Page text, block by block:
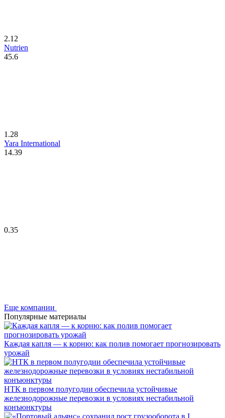
2.12
Nutrien
45.6
1.28
Yara International
14.39
0.35
Еще компании
Популярные материалы
Каждая капля — к корню: как полив помогает прогнозировать
урожай
НТК в первом полугодии обеспечила устойчивые
железнодорожные перевозки в условиях нестабильной
конъюнктуры